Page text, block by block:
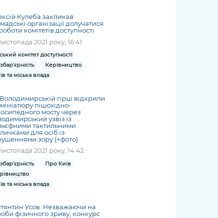
Гендерна політика
Безбар'єрність
Київська міська військова
адміністрація
Портал послуг
Міський застосунок Київ
Цифровий
Важливе під час
воєнного стану
адміністрації
«Ініціатива
«Партнерство
«Відкритий Уряд» –
воєнного стану
дій чи
на
Публічні
дашборди
та
від
ський
запит /
Submitting
request
для медіа
Кулеба закликав
організації долучатися
комітетів доступності
2021 року, 16:41
комітет доступності
Керівництво
та міська влада
гірці відкрили
пішохідно-
мосту через
узвіз із
тактильними
для осіб із
зору (+фото)
2021 року, 14:42
Про Київ
та міська влада
Усов: Незважаючи на
фізичного зриву, конкурс